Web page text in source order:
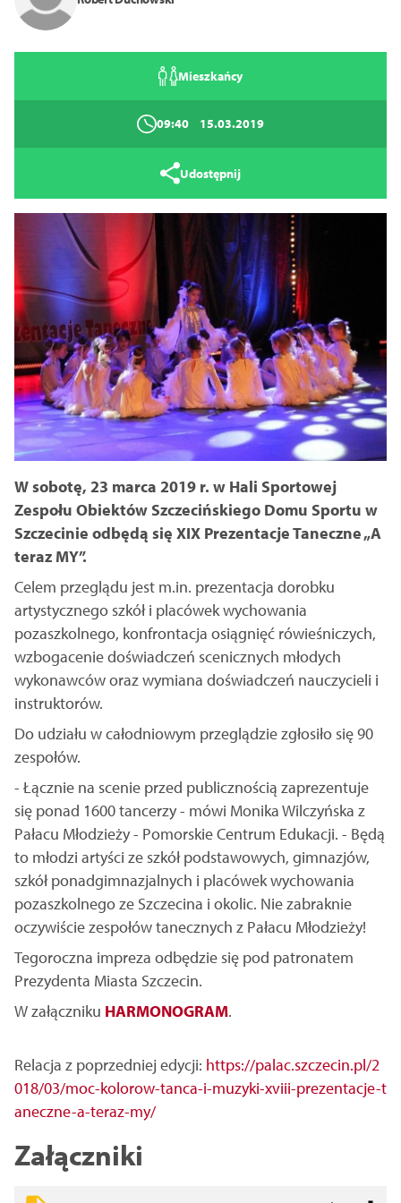
Mieszkańcy
09:40 15.03.2019
Udostępnij
W sobotę, 23 marca 2019 r. w Hali Sportowej
Zespołu Obiektów Szczecińskiego Domu Sportu w
Szczecinie odbędą się XIX Prezentacje Taneczne „A
teraz MY”.
Celem przeglądu jest m.in. prezentacja dorobku
artystycznego szkół i placówek wychowania
pozaszkolnego, konfrontacja osiągnięć rówieśniczych,
wzbogacenie doświadczeń scenicznych młodych
wykonawców oraz wymiana doświadczeń nauczycieli i
instruktorów.
Do udziału w całodniowym przeglądzie zgłosiło się 90
zespołów.
- Łącznie na scenie przed publicznością zaprezentuje
się ponad 1600 tancerzy - mówi Monika Wilczyńska z
Pałacu Młodzieży - Pomorskie Centrum Edukacji. - Będą
to młodzi artyści ze szkół podstawowych, gimnazjów,
szkół ponadgimnazjalnych i placówek wychowania
pozaszkolnego ze Szczecina i okolic. Nie zabraknie
oczywiście zespołów tanecznych z Pałacu Młodzieży!
Tegoroczna impreza odbędzie się pod patronatem
Prezydenta Miasta Szczecin.
W załączniku HARMONOGRAM.
Relacja z poprzedniej edycji: https://palac.szczecin.pl/2
018/03/moc-kolorow-tanca-i-muzyki-xviii-prezentacje-t
aneczne-a-teraz-my/
Załączniki